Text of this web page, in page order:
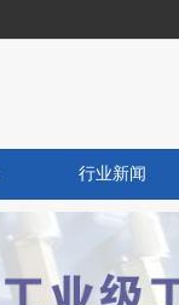
行业新闻